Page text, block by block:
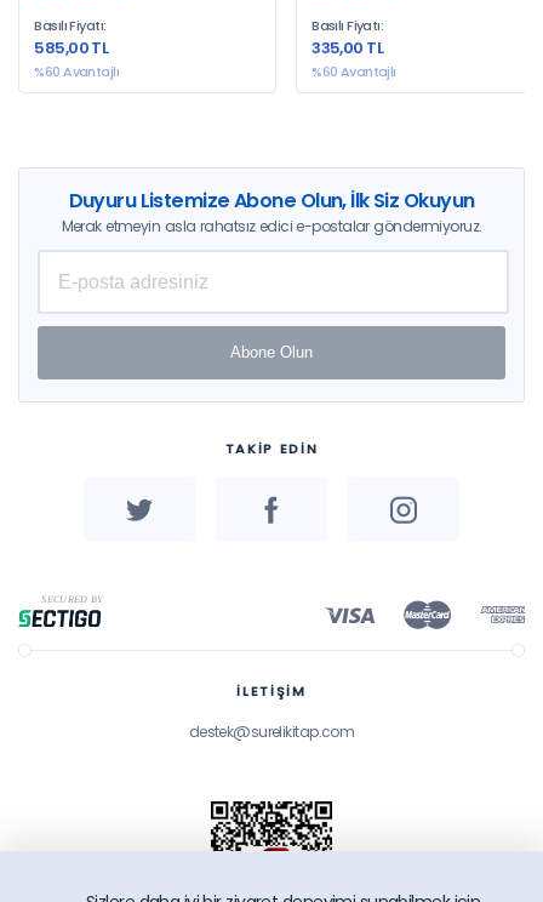
Basılı Fiyatı:
585,00 TL
%60 Avantajlı
Basılı Fiyatı:
335,00 TL
%60 Avantajlı
Duyuru Listemize Abone Olun, İlk Siz Okuyun
Merak etmeyin asla rahatsız edici e-postalar göndermiyoruz.
Abone Olun
TAKİP EDİN
İLETİŞİM
destek@surelikitap.com